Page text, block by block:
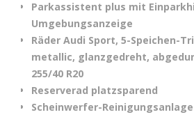
Parkassistent plus mit
Umgebungsanzeige
Räder Audi Sport, 5-Speichen-
metallic, glanzgedreht,
255/40 R20
Reserverad platzsparend
Scheinwerfer-Reinigungsanlage